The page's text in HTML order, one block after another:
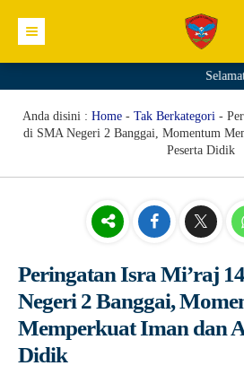
Sambutan Kepala Sekolah
Visi Sekolah
Misi Sekolah
Komite Sekolah
Fasilitas
Direktori
Siswa
Materi+Tugas
Kesiswaan
Agenda
Blog
Editorial
E.GTK
Dapodik PTK
SIM PKB
Selamat
Anda disini : Home- Tak Berkategori-
di SMA Negeri 2 Banggai, Momentum
Peserta Didik
Peringatan Isra Mi’raj
Negeri 2 Banggai,
Memperkuat Iman dan
Didik